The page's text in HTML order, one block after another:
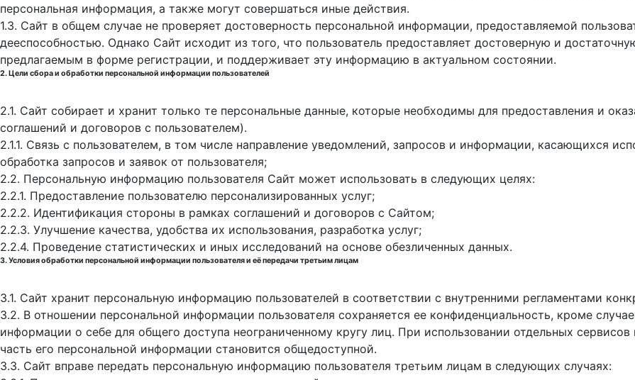
персональная информация, а также могут совершаться иные действия.
1.3. Сайт в общем случае не проверяет достоверность персональной информации, предоставляемой
дееспособностью. Однако Сайт исходит из того, что пользователь предоставляет достоверную и
предлагаемым в форме регистрации, и поддерживает эту информацию в актуальном состоянии.
2. Цели сбора и обработки персональной информации пользователей
2.1. Сайт собирает и хранит только те персональные данные, которые необходимы для предоставления и
соглашений и договоров с пользователем).
2.1.1. Связь с пользователем, в том числе направление уведомлений, запросов и информации, касающихся
обработка запросов и заявок от пользователя;
2.2. Персональную информацию пользователя Сайт может использовать в следующих целях:
2.2.1. Предоставление пользователю персонализированных услуг;
2.2.2. Идентификация стороны в рамках соглашений и договоров с Сайтом;
2.2.3. Улучшение качества, удобства их использования, разработка услуг;
2.2.4. Проведение статистических и иных исследований на основе обезличенных данных.
3. Условия обработки персональной информации пользователя и её передачи третьим лицам
3.1. Сайт хранит персональную информацию пользователей в соответствии с внутренними регламентами
3.2. В отношении персональной информации пользователя сохраняется ее конфиденциальность, кроме
информации о себе для общего доступа неограниченному кругу лиц. При использовании отдельных сервисов
часть его персональной информации становится общедоступной.
3.3. Сайт вправе передать персональную информацию пользователя третьим лицам в следующих случаях: